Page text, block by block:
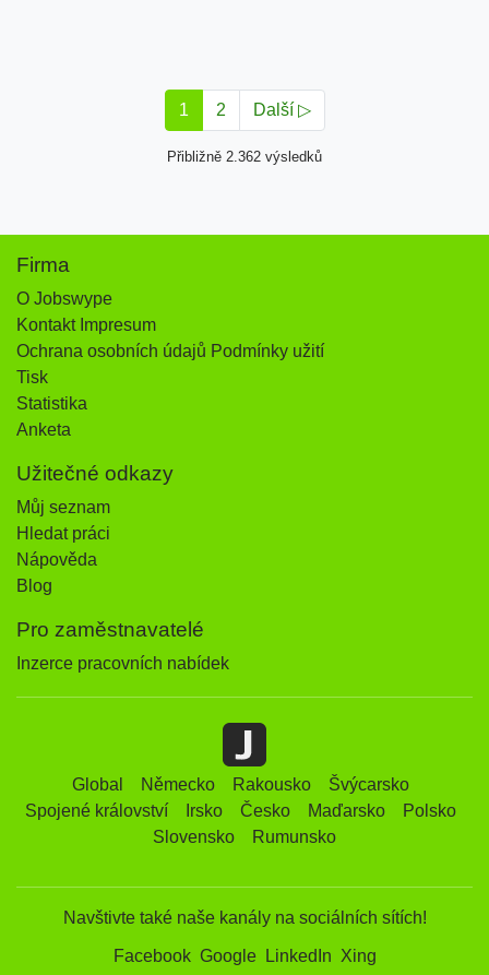
1 2 Další ▷
Přibližně 2.362 výsledků
Firma
O Jobswype
Kontakt Impresum
Ochrana osobních údajů Podmínky užití
Tisk
Statistika
Anketa
Užitečné odkazy
Můj seznam
Hledat práci
Nápověda
Blog
Pro zaměstnavatelé
Inzerce pracovních nabídek
Global Německo Rakousko
Švýcarsko
Spojené království
Irsko Česko Maďarsko
Polsko
Slovensko
Rumunsko
Navštivte také naše kanály na sociálních sítích!
Facebook Google LinkedIn Xing